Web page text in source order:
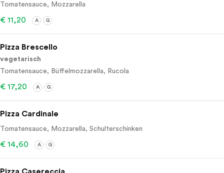
Tomatensauce, Mozzarella
€ 11,20 A G
Pizza Brescello
vegetarisch
Tomatensauce, Büffelmozzarella, Rucola
€ 17,20 A G
Pizza Cardinale
Tomatensauce, Mozzarella, Schulterschinken
€ 14,60 A G